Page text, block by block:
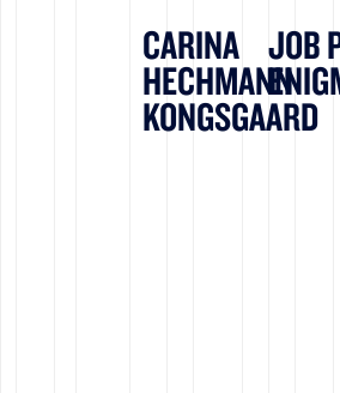
CARINA
HECHMANN
KONGSGAARD
JOB